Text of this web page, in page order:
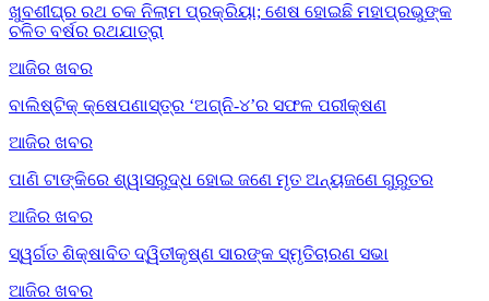
ଖୁବଶୀଘ୍ର ରଥ ଚକ ନିଲାମ ପ୍ରକ୍ରିୟା; ଶେଷ ହୋଇଛି ମହାପ୍ରଭୁଙ୍କ
ଚଳିତ ବର୍ଷର ରଥଯାତ୍ରା
ଆଜିର ଖବର
ବାଲିଷ୍ଟିକ୍ କ୍ଷେପଣାସ୍ତ୍ର ‘ଅଗ୍ନି-୪’ର ସଫଳ ପରୀକ୍ଷଣ
ଆଜିର ଖବର
ପାଣି ଟାଙ୍କିରେ ଶ୍ୱାସରୁଦ୍ଧ ହୋଇ ଜଣେ ମୃତ ଅନ୍ୟଜଣେ ଗୁରୁତର
ଆଜିର ଖବର
ସ୍ୱର୍ଗତ ଶିକ୍ଷାବିତ ଦ୍ୱିତୀକୃଷ୍ଣ ସାରଙ୍କ ସ୍ମୃତିଚାରଣ ସଭା
ଆଜିର ଖବର